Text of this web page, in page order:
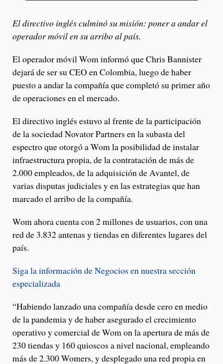
El directivo inglés culminó su misión: poner a andar el
operador móvil en su arribo al país.
El operador móvil Wom informó que Chris Bannister
dejará de ser su CEO en Colombia, luego de haber
puesto a andar la compañía que completó su primer año
de operaciones en el mercado.
El directivo inglés estuvo al frente de la participación
de la sociedad Novator Partners en la subasta del
espectro que otorgó a Wom la posibilidad de instalar
infraestructura propia, de la contratación de más de
2.000 empleados, de la adquisición de Avantel, de
varias disputas judiciales y en las estrategias que han
marcado el arribo de la compañía.
Wom ahora cuenta con 2 millones de usuarios, con una
red de 3.832 antenas y tiendas en diferentes lugares del
país.
Siga la información de Negocios en nuestra sección
especializada
“Habiendo lanzado una compañía desde cero en medio
de la pandemia y de haber asegurado el crecimiento
operativo y comercial de Wom on la apertura de más de
230 tiendas y 160 quioscos a nivel nacional, empleando
más de 2.300 Womers, y desplegado una red propia en